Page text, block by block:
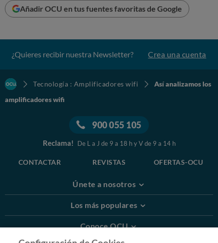
Añadir OCU en tus fuentes favoritas de Google
¿Quieres recibir nuestra Newsletter? Crea una cuenta
Tecnología : Amplificadores wifi
Así analizamos los
amplificadores wifi
900 055 105
Reclama! De L a J de 9 a 18 h y V de 9 a 14 h
CONTACTAR REVISTAS OFERTAS-OCU
Únete a nosotros
Los más populares
Conoce OCU